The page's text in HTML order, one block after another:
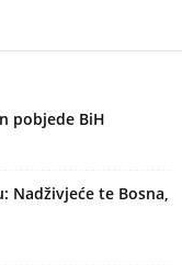
pobjede BiH
Nadživjeće te Bosna,